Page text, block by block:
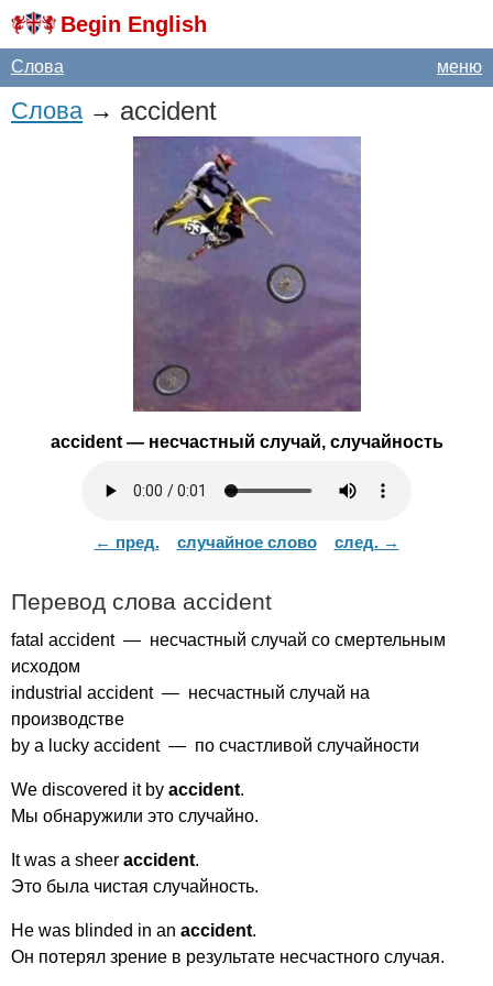
Begin English
меню
Слова
Слова→ accident
accident— несчастный случай, случайность
← пред. случайное слово след. →
Перевод слова accident
fatal accident— несчастный случай со смертельным
исходом
industrial accident— несчастный случай на
производстве
by a lucky accident— по счастливой случайности
We discovered it by accident.
Мы обнаружили это случайно.
It was a sheer accident.
Это была чистая случайность.
He was blinded in an accident.
Он потерял зрение в результате несчастного случая.